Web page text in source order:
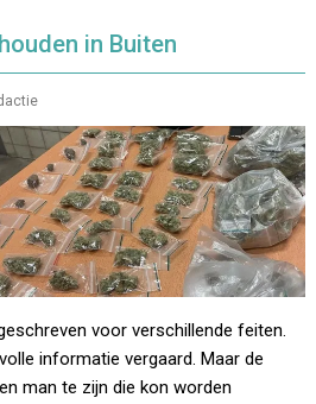
in Buiten
voor verschillende feiten.
informatie vergaard. Maar de
man te zijn die kon worden